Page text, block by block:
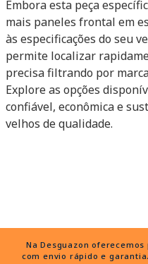
Embora esta peça
mais paneles frontal em
às especificações do seu
permite localizar
precisa filtrando por
Explore as opções
confiável, econômica e
velhos de qualidade.
Na Desguazon
com envio rápido e